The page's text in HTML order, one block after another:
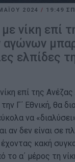
2024 / 19:49
νίκη επί
ελπίδες
επί της
Γ΄ Εθνική, θα
να
αν δεν είναι σε
κακή
το α΄ μέρος τη